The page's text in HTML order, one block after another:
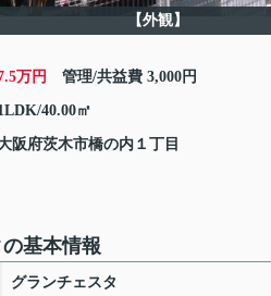
【外観】
万円 管理/共益費 3,000円
40.00㎡
阪府茨木市橋の内 １丁目
基本情報
グランチェスタ